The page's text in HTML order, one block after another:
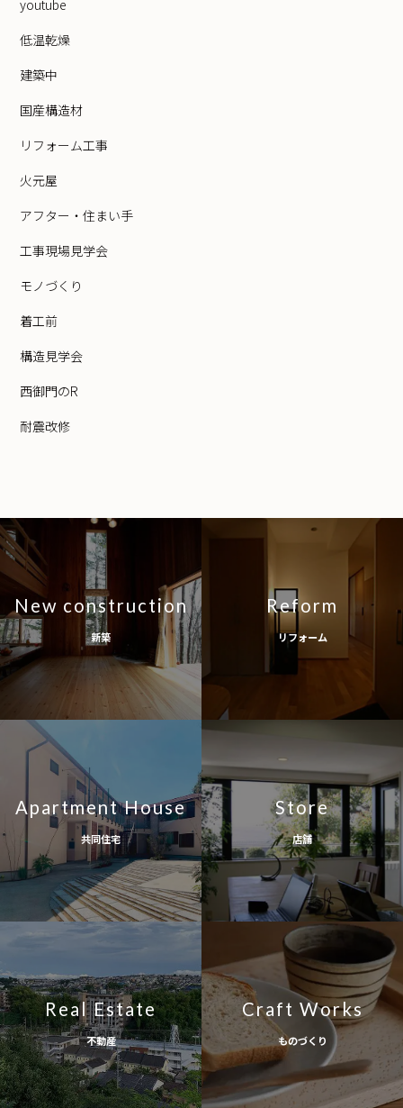
youtube
低温乾燥
建築中
国産構造材
リフォーム工事
火元屋
アフター・住まい手
工事現場見学会
モノづくり
着工前
構造見学会
西御門のR
耐震改修
New construction
新築
Reform
リフォーム
Apartment House
共同住宅
Store
店舗
Real Estate
不動産
Craft Works
ものづくり